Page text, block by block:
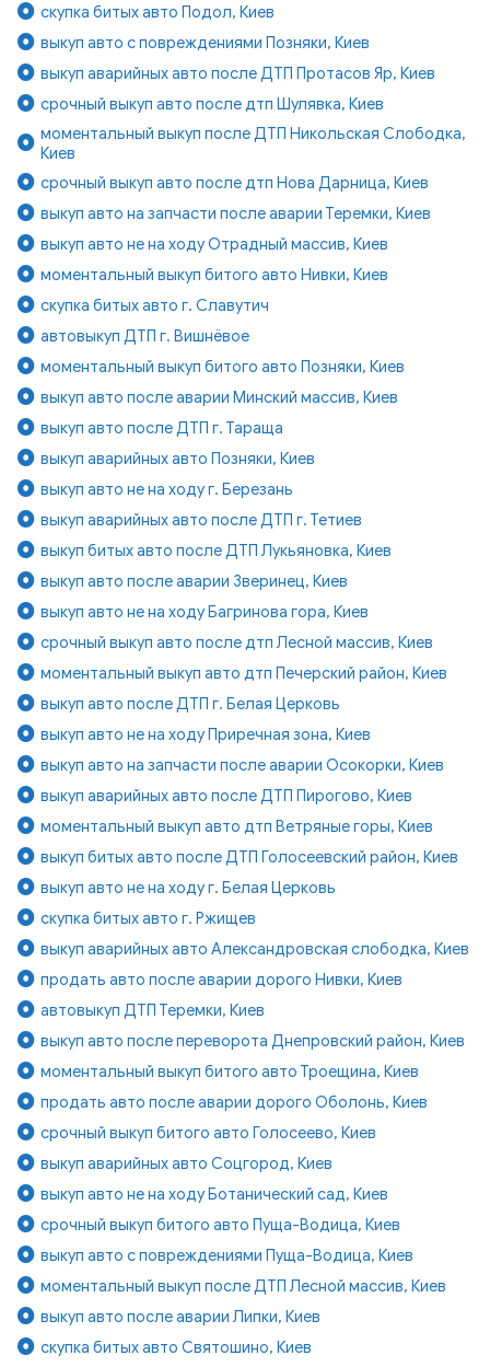
скупка битых авто Подол, Киев
выкуп авто с повреждениями Позняки, Киев
выкуп аварийных авто после ДТП Протасов Яр, Киев
срочный выкуп авто после дтп Шулявка, Киев
моментальный выкуп после ДТП Никольская Слободка,
Киев
срочный выкуп авто после дтп Нова Дарница, Киев
выкуп авто на запчасти после аварии Теремки, Киев
выкуп авто не на ходу Отрадный массив, Киев
моментальный выкуп битого авто Нивки, Киев
скупка битых авто г. Славутич
автовыкуп ДТП г. Вишнёвое
моментальный выкуп битого авто Позняки, Киев
выкуп авто после аварии Минский массив, Киев
выкуп авто после ДТП г. Тараща
выкуп аварийных авто Позняки, Киев
выкуп авто не на ходу г. Березань
выкуп аварийных авто после ДТП г. Тетиев
выкуп битых авто после ДТП Лукьяновка, Киев
выкуп авто после аварии Зверинец, Киев
выкуп авто не на ходу Багринова гора, Киев
срочный выкуп авто после дтп Лесной массив, Киев
моментальный выкуп авто дтп Печерский район, Киев
выкуп авто после ДТП г. Белая Церковь
выкуп авто не на ходу Приречная зона, Киев
выкуп авто на запчасти после аварии Осокорки, Киев
выкуп аварийных авто после ДТП Пирогово, Киев
моментальный выкуп авто дтп Ветряные горы, Киев
выкуп битых авто после ДТП Голосеевский район, Киев
выкуп авто не на ходу г. Белая Церковь
скупка битых авто г. Ржищев
выкуп аварийных авто Александровская слободка, Киев
продать авто после аварии дорого Нивки, Киев
автовыкуп ДТП Теремки, Киев
выкуп авто после переворота Днепровский район, Киев
моментальный выкуп битого авто Троещина, Киев
продать авто после аварии дорого Оболонь, Киев
срочный выкуп битого авто Голосеево, Киев
выкуп аварийных авто Соцгород, Киев
выкуп авто не на ходу Ботанический сад, Киев
срочный выкуп битого авто Пуща-Водица, Киев
выкуп авто с повреждениями Пуща-Водица, Киев
моментальный выкуп после ДТП Лесной массив, Киев
выкуп авто после аварии Липки, Киев
скупка битых авто Святошино, Киев